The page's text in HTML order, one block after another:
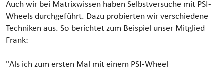
Auch wir bei Matrixwissen haben Selbstversuche mit PSI-
Wheels durchgeführt. Dazu probierten wir verschiedene
Techniken aus. So berichtet zum Beispiel unser Mitglied
Frank:
"Als ich zum ersten Mal mit einem PSI-Wheel